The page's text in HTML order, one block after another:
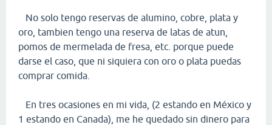
No solo tengo reservas de alumino, cobre, plata y
oro, tambien tengo una reserva de latas de atun,
pomos de mermelada de fresa, etc. porque puede
darse el caso, que ni siquiera con oro o plata puedas
comprar comida.
En tres ocasiones en mi vida, (2 estando en México y
1 estando en Canada), me he quedado sin dinero para